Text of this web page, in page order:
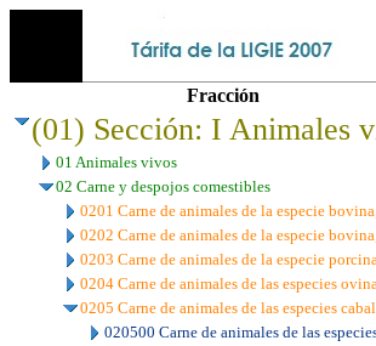
Fracción
(01) Sección: I Animales
01 Animales vivos
02 Carne y despojos comestibles
0201 Carne de animales de la especie
0202 Carne de animales de la especie
0203 Carne de animales de la especie
0204 Carne de animales de las especies
0205 Carne de animales de las especies
020500 Carne de animales de las